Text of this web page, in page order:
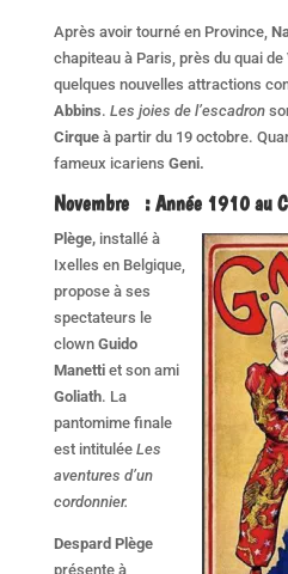
Après avoir tourné en Province,
chapiteau à Paris, près du quai
quelques nouvelles attractions
Abbins. Les joies de l’escadron
Cirqueà partir du 19 octobre.
fameux icariens Geni.
Novembre : Année 1910 au
Plège,installé à
Ixelles en Belgique,
propose à ses
spectateurs le
clown Guido
Manetti et son ami
Goliath. La
pantomime finale
est intitulée Les
aventures d’un
cordonnier.
Despard Plège
présente à